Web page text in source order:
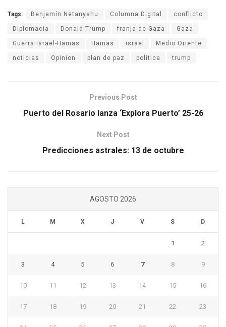
Tags: Benjamín Netanyahu Columna Digital conflicto
Diplomacia Donald Trump franja de Gaza Gaza
Guerra Israel-Hamas Hamas israel Medio Oriente
noticias Opinion plan de paz politica trump
Previous Post
Puerto del Rosario lanza ‘Explora Puerto’ 25-26
Next Post
Predicciones astrales: 13 de octubre
AGOSTO 2026
L M X J V S D
1 2
3 4 5 6 7 8 9
10 11 12 13 14 15 16
17 18 19 20 21 22 23